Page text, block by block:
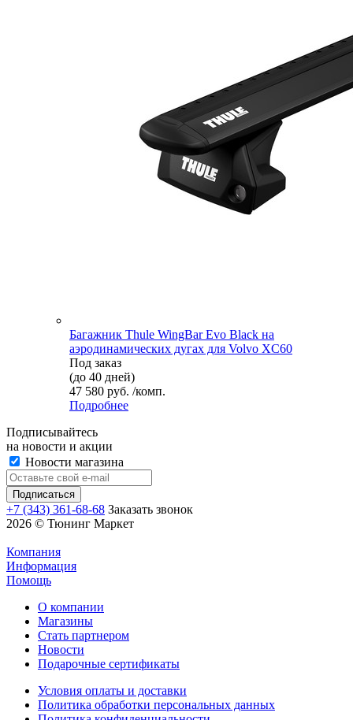
Багажник Thule WingBar Evo Black на
аэродинамических дугах для Volvo XC60
Под заказ
(до 40 дней)
47 580 руб. /комп.
Подробнее
Подписывайтесь
на новости и акции
Новости магазина
+7 (343) 361-68-68 Заказать звонок
2026 © Тюнинг Маркет
Компания
Информация
Помощь
О компании
Магазины
Стать партнером
Новости
Подарочные сертификаты
Условия оплаты и доставки
Политика обработки персональных данных